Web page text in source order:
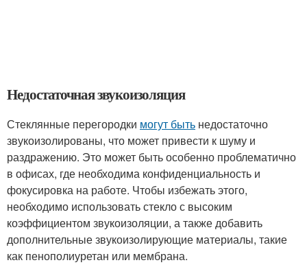
Недостаточная звукоизоляция
Стеклянные перегородки могут быть недостаточно
звукоизолированы, что может привести к шуму и
раздражению. Это может быть особенно проблематично
в офисах, где необходима конфиденциальность и
фокусировка на работе. Чтобы избежать этого,
необходимо использовать стекло с высоким
коэффициентом звукоизоляции, а также добавить
дополнительные звукоизолирующие материалы, такие
как пенополиуретан или мембрана.